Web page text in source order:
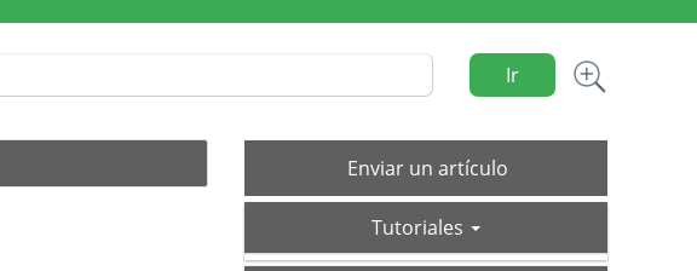
Ir
Enviar
un
Enviar un artículo
Tutoriales